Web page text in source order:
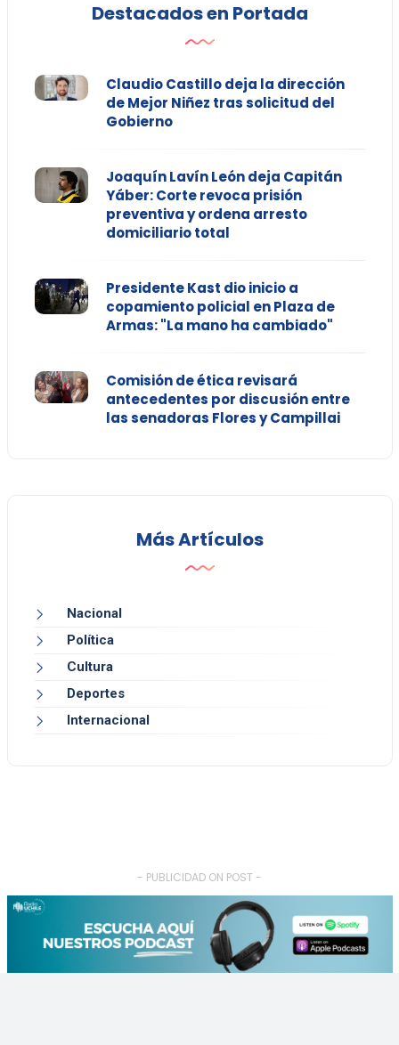
Destacados en Portada
Claudio Castillo deja la dirección
de Mejor Niñez tras solicitud del
Gobierno
Joaquín Lavín León deja Capitán
Yáber: Corte revoca prisión
preventiva y ordena arresto
domiciliario total
Presidente Kast dio inicio a
copamiento policial en Plaza de
Armas: "La mano ha cambiado"
Comisión de ética revisará
antecedentes por discusión entre
las senadoras Flores y Campillai
Más Artículos
Nacional
Política
Cultura
Deportes
Internacional
- PUBLICIDAD ON POST -